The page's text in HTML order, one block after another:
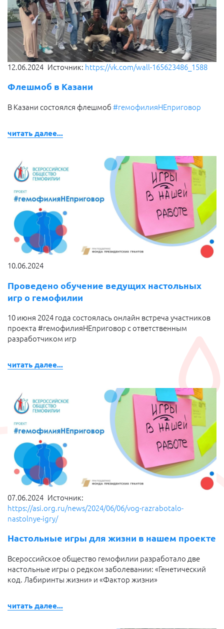
12.06.2024 Источник: https://vk.com/wall-165623486_1588
Флешмоб в Казани
В Казани состоялся флешмоб #гемофилияНЕприговор
читать далее...
10.06.2024
Проведено обучение ведущих настольных
игр о гемофилии
10 июня 2024 года состоялась онлайн встреча участников
проекта #гемофилияНЕприговор с ответственным
разработчиком игр
читать далее...
07.06.2024 Источник:
https://asi.org.ru/news/2024/06/06/vog-razrabotalo-
nastolnye-igry/
Настольные игры для жизни в нашем проекте
Всероссийское общество гемофилии разработало две
настольные игры о редком заболевании: «Генетический
код. Лабиринты жизни» и «Фактор жизни»
читать далее...